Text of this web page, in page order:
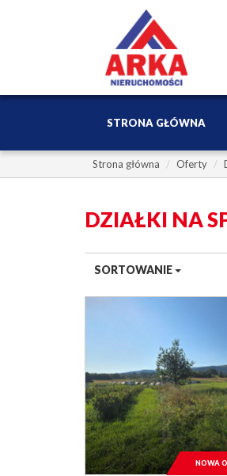
STRONA GŁÓWNA
Strona główna Oferty
DZIAŁKI NA
SORTOWANIE
NOWA